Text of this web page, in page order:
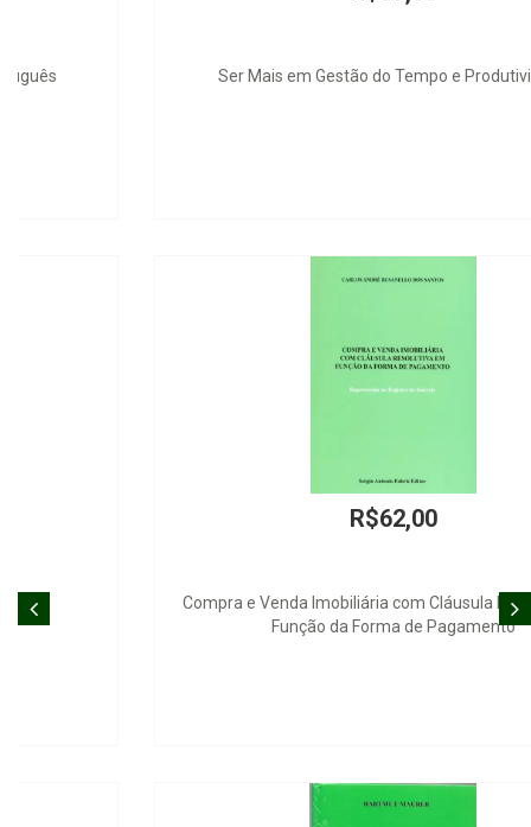
Ser Mais em Gestão do Tempo e Produtividade
Compra e Venda Imobiliária com Cláusula Resolutiva em
Função da Forma de Pagamento